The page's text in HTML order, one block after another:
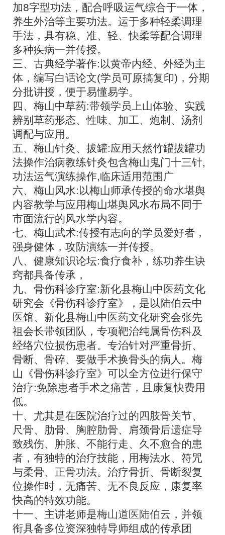
加8字型功法，配合呼吸运气综合于一体，
养生外治等主要功法。运于多种轻柔调理
手法，具有稳、准、轻、快柔等配合调理
多种疾病一并传授。
三、古典经学著作:以黄帝内经、外经为主
体，编写白话论文(学员可原搞复印)，分期
分批讲授，便于易懂易学。
四、梅山中草药:带领学员上山体验、实践
辨别草药形态、性味、加工、炮制、汤剂
调配与应用。
五、梅山针灸、拔罐:应用天然竹罐拔罐功
法操作治病教练针灸包含梅山鬼门十三针,
功法运气演练操作,临床适用范围广
六、梅山风水:以梅山师承传授的命水堪舆
内容教学与应用梅山堪舆风水布局不同于
市面流行的风水学内容。
七、梅山武术:传授有志向的学员爱好者，
强身健体，攻防演练一并传授。
八、健康知识论坛:食疗食补，练功养生诀
窍都具备传承，
九、骨伤科诊疗室:新化县梅山中医药文化
研究会《骨伤科诊疗室》，是以陆伯云中
医馆、 新化县梅山中医药文化研究会张先
祖会长带领团队，专项靶治纯属骨伤科及
经络穴位损伤患者。专治针对严重骨折、
骨断、骨碎、要做手术换骨头的病人。梅
山《骨伤科诊疗室》可以全方位进行保守
治疗:免除患者手术之痛苦，且康复快费用
低。
十、尤其是在医院治疗过的四肢骨关节、
尺骨、肋骨、胸腔肋骨、肩颈骨后遗症导
致残伤、肿胀、不能行走、久不愈合的患
者，有独特的治疗技能，用梅法水、符咒
与柔骨、正骨功法。治疗骨折、骨断裂复
位操作时，无痛苦、无不良反应，康复率
快高的特效功能。
十一、主讲老师是梅山道医陆伯云 ，并领
衔具备多位资深独特导师组成的传承团